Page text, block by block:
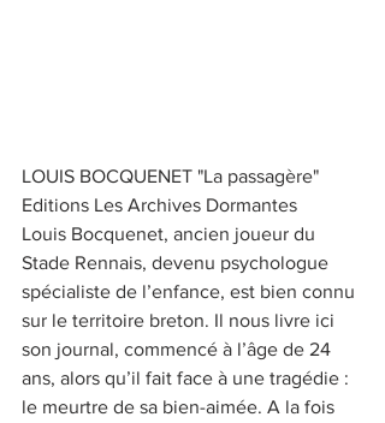
LOUIS BOCQUENET "La passagère"
Editions Les Archives Dormantes
Louis Bocquenet, ancien joueur du
Stade Rennais, devenu psychologue
spécialiste de l’enfance, est bien connu
sur le territoire breton. Il nous livre ici
son journal, commencé à l’âge de 24
ans, alors qu’il fait face à une tragédie :
le meurtre de sa bien-aimée. A la fois